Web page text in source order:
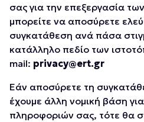
σας για την επεξεργασία
μπορείτε να αποσύρετε
συγκατάθεση ανά πάσα
κατάλληλο πεδίο των
mail: privacy@ert.gr
Εάν αποσύρετε τη
έχουμε άλλη νομική βάση
πληροφοριών σας, τότε θα